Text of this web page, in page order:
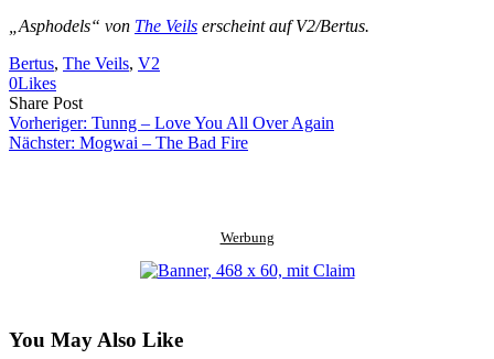
„Asphodels“ von The Veils erscheint auf V2/Bertus.
Bertus, The Veils, V2
0Likes
Share PostShare
on
Facebook
Copy
URL
to
Send
Link
via
Vorheriger: Tunng – Love You All Over Again
Nächster: Mogwai – The Bad Fire
Werbung
You May Also Like